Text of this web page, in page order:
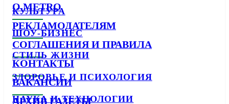
КУЛЬТУРА
ШОУ-БИЗНЕС
СТИЛЬ ЖИЗНИ
ЗДОРОВЬЕ И ПСИХОЛОГИЯ
НАУКА И ТЕХНОЛОГИИ
О METRO
РЕКЛАМОДАТЕЛЯМ
СОГЛАШЕНИЯ И ПРАВИЛА
КОНТАКТЫ
ВАКАНСИИ
АРХИВ ГАЗЕТЫ